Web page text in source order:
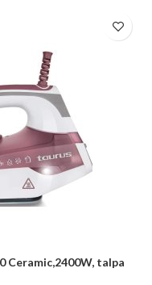
Ceramic,2400W, talpa